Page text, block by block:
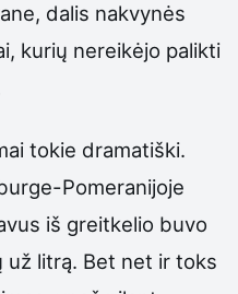
dalis nakvynės
kurių nereikėjo palikti
tokie dramatiški.
Pomeranijoje
iš greitkelio buvo
už litrą. Bet net ir toks